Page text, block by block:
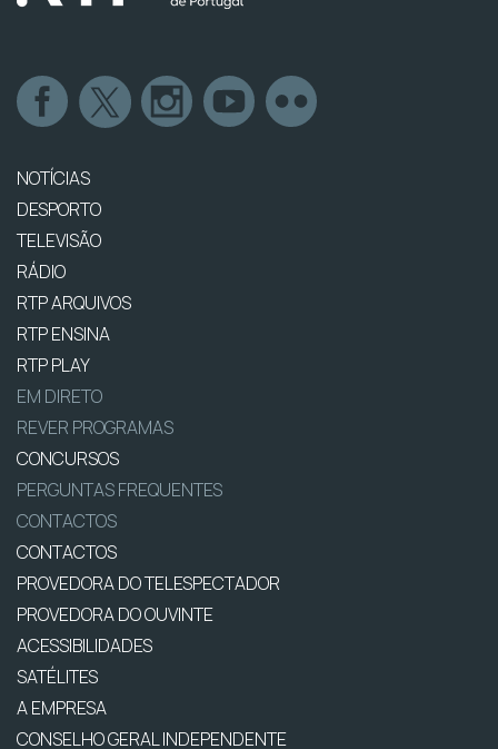
NOTÍCIAS
DESPORTO
TELEVISÃO
RÁDIO
RTP ARQUIVOS
RTP ENSINA
RTP PLAY
EM DIRETO
REVER PROGRAMAS
CONCURSOS
PERGUNTAS FREQUENTES
CONTACTOS
CONTACTOS
PROVEDORA DO TELESPECTADOR
PROVEDORA DO OUVINTE
ACESSIBILIDADES
SATÉLITES
A EMPRESA
CONSELHO GERAL INDEPENDENTE